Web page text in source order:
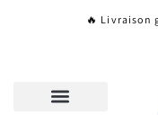
🔥 Livraison